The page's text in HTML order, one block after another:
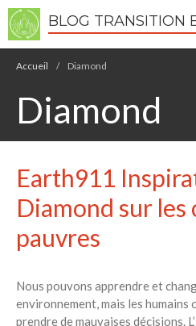
BLOG TRANSITION
Accueil / Diamond
Diamond
Earth911
Diamond sur les
pauvres
Nous pouvons apprendre et
environnement, mais les humains
prendre de mauvaises décisions.